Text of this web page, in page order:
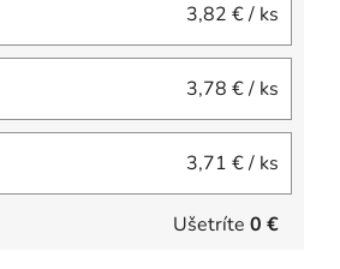
3,82 €/ ks
3,78 €/ ks
3,71 €/ ks
Ušetríte 0 €